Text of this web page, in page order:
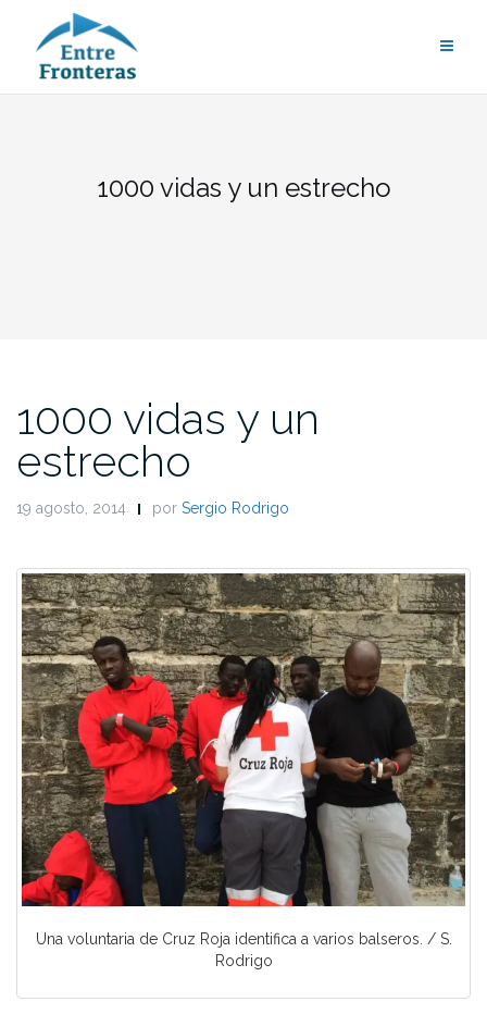
contenido
1000 vidas y un estrecho
1000 vidas y un
estrecho
19 agosto, 2014 por Sergio Rodrigo
Una voluntaria de Cruz Roja identifica a varios balseros. / S.
Rodrigo